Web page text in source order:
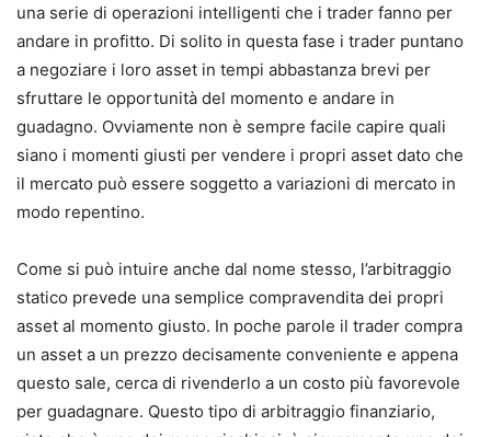
una serie di operazioni intelligenti che i trader fanno per
andare in profitto. Di solito in questa fase i trader puntano
a negoziare i loro asset in tempi abbastanza brevi per
sfruttare le opportunità del momento e andare in
guadagno. Ovviamente non è sempre facile capire quali
siano i momenti giusti per vendere i propri asset dato che
il mercato può essere soggetto a variazioni di mercato in
modo repentino.
Come si può intuire anche dal nome stesso, l’arbitraggio
statico prevede una semplice compravendita dei propri
asset al momento giusto. In poche parole il trader compra
un asset a un prezzo decisamente conveniente e appena
questo sale, cerca di rivenderlo a un costo più favorevole
per guadagnare. Questo tipo di arbitraggio finanziario,